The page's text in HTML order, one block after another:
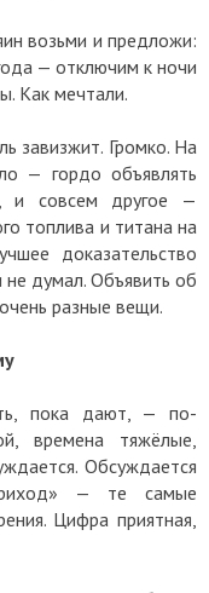
возьми и предложи:
— отключим к ночи
Как мечтали.
завизжит. Громко. На
— гордо объявлять
и совсем другое —
топлива и титана на
доказательство
не думал. Объявить об
разные вещи.
пока дают, — по-
времена тяжёлые,
Обсуждается
— те самые
Цифра приятная,